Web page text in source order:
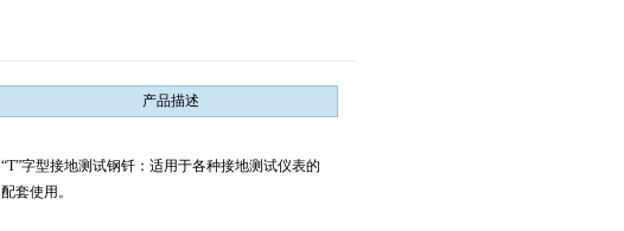
产品描述
“T”字型接地测试钢钎：适用于各种接地测试仪表的
配套使用。